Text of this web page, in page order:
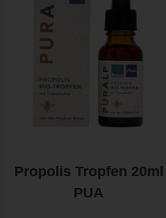
Propolis Tropfen 20ml
PUA